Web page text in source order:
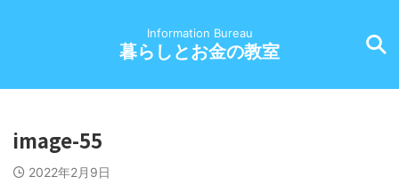
Information Bureau
暮らしとお金の教室
image-55
2022年2月9日